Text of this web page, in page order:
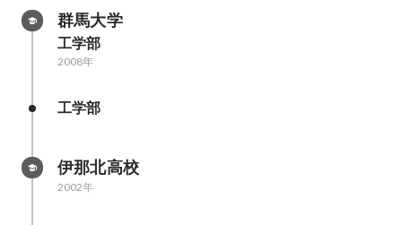
群馬大学
工学部
2008年
工学部
伊那北高校
2002年